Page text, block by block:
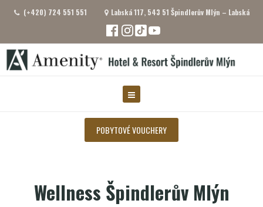
(+420) 724 551 551 Labská 117, 543 51 Špindlerův Mlýn – Labská
POBYTOVÉ VOUCHERY
Wellness Špindlerův Mlýn